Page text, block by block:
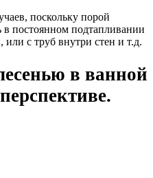
поскольку порой
постоянном подтапливании
с труб внутри стен и т.д.
в ванной